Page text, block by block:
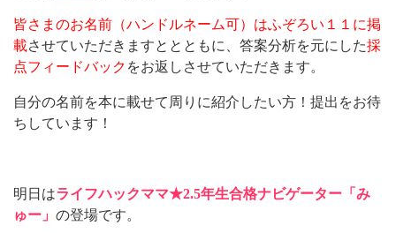
皆さまのお名前（ハンドルネーム可）はふぞろい１１に掲
載させていただきますととともに、答案分析を元にした採
点フィードバック をお返しさせていただきます。
自分の名前を本に載せて周りに紹介したい方！提出をお待
ちしています！
明日はライフハックママ★2.5年生合格ナビゲーター「み
ゅー」 の登場です。